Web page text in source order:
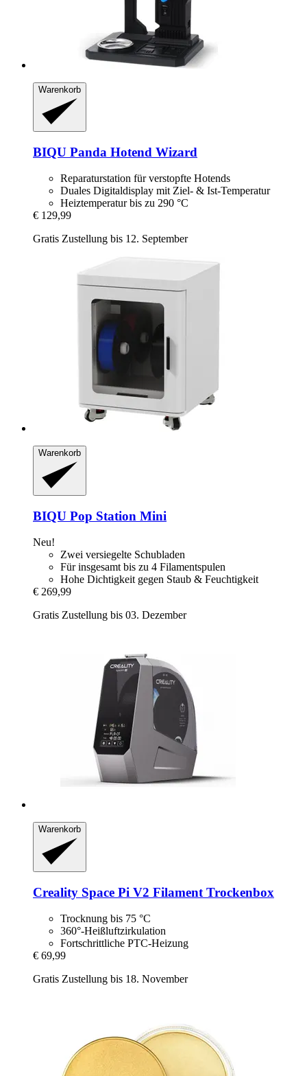
Warenkorb
BIQU Panda Hotend Wizard
Reparaturstation für verstopfte Hotends
Duales Digitaldisplay mit Ziel- & Ist-Temperatur
Heiztemperatur bis zu 290 °C
€ 129,99
Gratis Zustellung bis 12. September
Warenkorb
BIQU Pop Station Mini
Neu!
Zwei versiegelte Schubladen
Für insgesamt bis zu 4 Filamentspulen
Hohe Dichtigkeit gegen Staub & Feuchtigkeit
€ 269,99
Gratis Zustellung bis 03. Dezember
Warenkorb
Creality Space Pi V2 Filament Trockenbox
Trocknung bis 75 °C
360°-Heißluftzirkulation
Fortschrittliche PTC-Heizung
€ 69,99
Gratis Zustellung bis 18. November